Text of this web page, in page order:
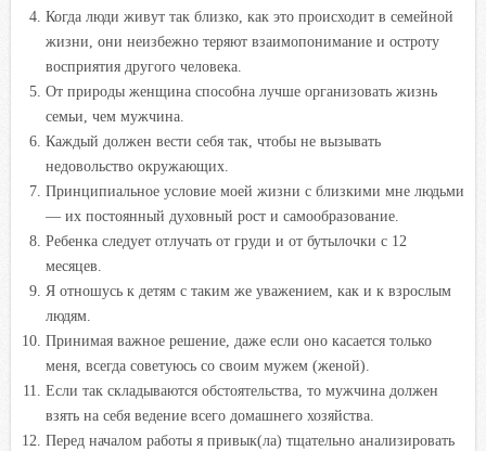
Когда люди живут так близко, как это происходит в семейной
жизни, они неизбежно теряют взаимопонимание и остроту
восприятия другого человека.
От природы женщина способна лучше организовать жизнь
семьи, чем мужчина.
Каждый должен вести себя так, чтобы не вызывать
недовольство окружающих.
Принципиальное условие моей жизни с близкими мне людьми
— их постоянный духовный рост и самообразование.
Ребенка следует отлучать от груди и от бутылочки с 12
месяцев.
Я отношусь к детям с таким же уважением, как и к взрослым
людям.
Принимая важное решение, даже если оно касается только
меня, всегда советуюсь со своим мужем (женой).
Если так складываются обстоятельства, то мужчина должен
взять на себя ведение всего домашнего хозяйства.
Перед началом работы я привык(ла) тщательно анализировать